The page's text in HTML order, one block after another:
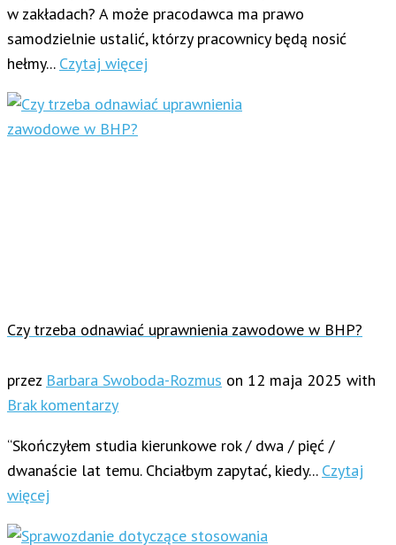
w zakładach? A może pracodawca ma prawo
samodzielnie ustalić, którzy pracownicy będą nosić
hełmy... Czytaj więcej
Czy trzeba odnawiać uprawnienia zawodowe w BHP?
przez Barbara Swoboda-Rozmus on 12 maja 2025 with
Brak komentarzy
“Skończyłem studia kierunkowe rok / dwa / pięć /
dwanaście lat temu. Chciałbym zapytać, kiedy... Czytaj
więcej